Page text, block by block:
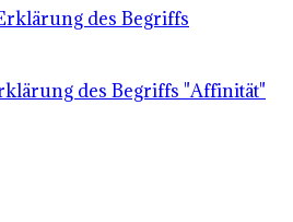
des Begriffs
des Begriffs "Affinität"